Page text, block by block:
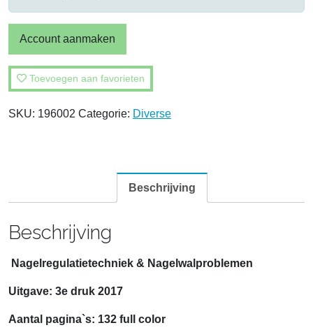
Account aanmaken
Toevoegen aan favorieten
SKU: 196002 Categorie: Diverse
Beschrijving
Beschrijving
Nagelregulatietechniek & Nagelwalproblemen
Uitgave: 3e druk 2017
Aantal pagina`s: 132 full color